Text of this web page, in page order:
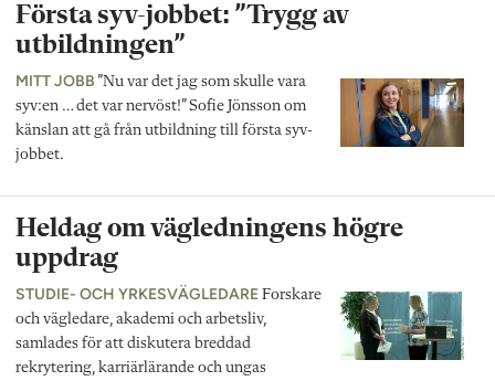
Första syv-jobbet: ”Trygg av
utbildningen”
MITT JOBB ”Nu var det jag som skulle vara
syv:en … det var nervöst!” Sofie Jönsson om
känslan att gå från utbildning till första syv-
jobbet.
Heldag om vägledningens högre
uppdrag
STUDIE- OCH YRKESVÄGLEDARE Forskare
och vägledare, akademi och arbetsliv,
samlades för att diskutera breddad
rekrytering, karriärlärande och ungas